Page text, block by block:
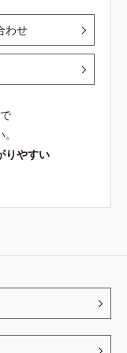
わせ
りやすい